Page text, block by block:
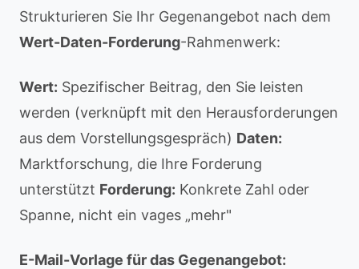
Strukturieren Sie Ihr Gegenangebot nach dem
Wert-Daten-Forderung-Rahmenwerk:
Wert: Spezifischer Beitrag, den Sie leisten
werden (verknüpft mit den Herausforderungen
aus dem Vorstellungsgespräch) Daten:
Marktforschung, die Ihre Forderung
unterstützt Forderung: Konkrete Zahl oder
Spanne, nicht ein vages „mehr"
E-Mail-Vorlage für das Gegenangebot: